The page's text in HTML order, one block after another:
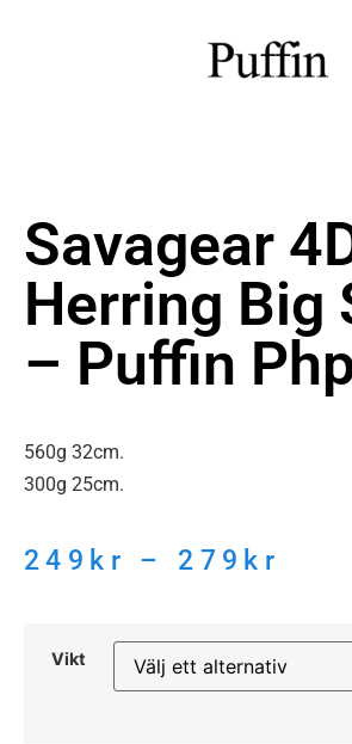
Savagear
Herring Big
– Puffin
560g 32cm.
300g 25cm.
249 kr – 279 kr
Vikt